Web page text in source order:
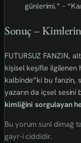
günlerimi.” –
Sonuç –
FUTURSUZ FANZIN,
kişisel keşifle ilgilenen
kalbinde”ki bu fanzin,
yazarın da içsel sesini
kimliğini sorgulayan
Bu yorum sunî dimağ
gayr-i ciddidir.